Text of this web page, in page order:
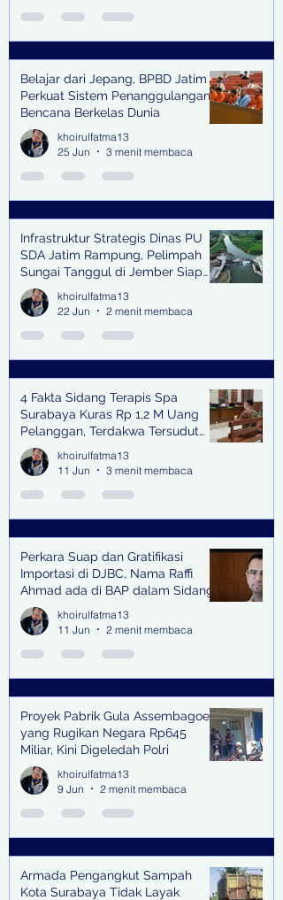
Belajar dari Jepang, BPBD Jatim
Perkuat Sistem Penanggulangan
Bencana Berkelas Dunia
khoirulfatma13
25 Jun
3 menit membaca
Infrastruktur Strategis Dinas PU
SDA Jatim Rampung, Pelimpah
Sungai Tanggul di Jember Siap
Bangkitkan Swasembada Pangan
dan Pengendali Banjir
khoirulfatma13
22 Jun
2 menit membaca
4 Fakta Sidang Terapis Spa
Surabaya Kuras Rp 1,2 M Uang
Pelanggan, Terdakwa Tersudut
oleh Keterangan Saksi Kunci
khoirulfatma13
11 Jun
3 menit membaca
Perkara Suap dan Gratifikasi
Importasi di DJBC, Nama Raffi
Ahmad ada di BAP dalam Sidang
khoirulfatma13
11 Jun
2 menit membaca
Proyek Pabrik Gula Assembagoes
yang Rugikan Negara Rp645
Miliar, Kini Digeledah Polri
khoirulfatma13
9 Jun
2 menit membaca
Armada Pengangkut Sampah
Kota Surabaya Tidak Layak